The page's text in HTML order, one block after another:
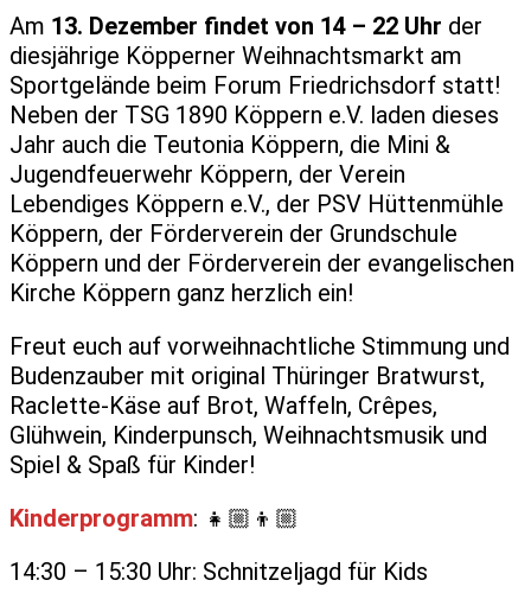
Am 13. Dezember findet von 14 – 22 Uhr der
diesjährige Köpperner Weihnachtsmarkt am
Sportgelände beim Forum Friedrichsdorf statt!
Neben der TSG 1890 Köppern e.V. laden dieses
Jahr auch die Teutonia Köppern, die Mini &
Jugendfeuerwehr Köppern, der Verein
Lebendiges Köppern e.V., der PSV Hüttenmühle
Köppern, der Förderverein der Grundschule
Köppern und der Förderverein der evangelischen
Kirche Köppern ganz herzlich ein!
Freut euch auf vorweihnachtliche Stimmung und
Budenzauber mit original Thüringer Bratwurst,
Raclette-Käse auf Brot, Waffeln, Crêpes,
Glühwein, Kinderpunsch, Weihnachtsmusik und
Spiel & Spaß für Kinder!
Kinderprogramm: 👧🏼👦🏼
14:30 – 15:30 Uhr: Schnitzeljagd für Kids